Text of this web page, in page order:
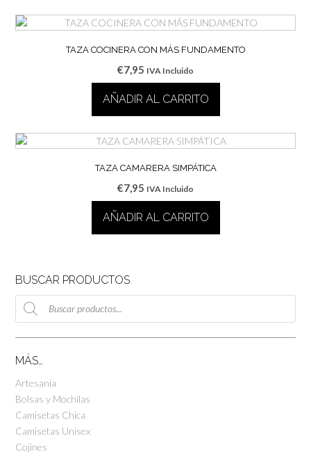
TAZA COCINERA CON MÁS FUNDAMENTO
€7,95 IVA Incluido
AÑADIR AL CARRITO
TAZA CAMARERA SIMPÁTICA
€7,95 IVA Incluido
AÑADIR AL CARRITO
BUSCAR PRODUCTOS
Búsqueda
de
productos
MÁS…
Artesanía
Bolsas y Mochilas
Camisetas Chica
Camisetas Unisex
Cojines